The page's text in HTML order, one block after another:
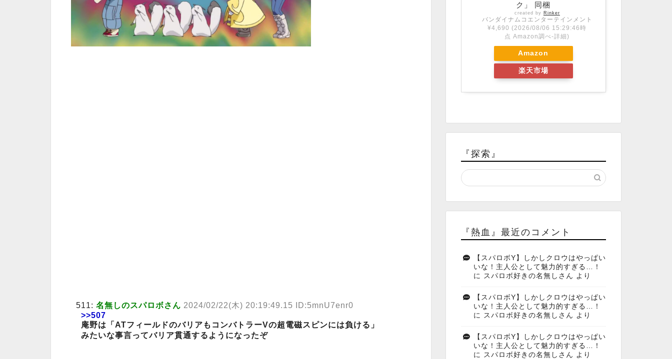
511: 名無しのスパロボさん 2024/02/22(木) 20:19:49.15 ID:5mnU7enr0
>>507
庵野は「ATフィールドのバリアもコンバトラーVの超電磁スピンには負ける」
みたいな事言ってバリア貫通するようになったぞ
ク」 同梱
created by Rinker
バンダイナムコエンターテインメント
¥4,690 (2026/08/06 15:29:46時
点 Amazon調べ-詳細)
Amazon
楽天市場
『探索』
『熱血』最近のコメント
【スパロボY】しかしクロウはやっぱい
いな！主人公として魅力的すぎる…！
に
スパロボ好きの名無しさん より
【スパロボY】しかしクロウはやっぱい
いな！主人公として魅力的すぎる…！
に
スパロボ好きの名無しさん より
【スパロボY】しかしクロウはやっぱい
いな！主人公として魅力的すぎる…！
に
スパロボ好きの名無しさん より